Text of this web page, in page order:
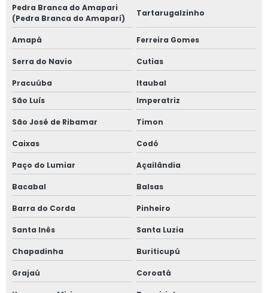
Pedra Branca do Amapari
(Pedra Branca do Amaparí)
Tartarugalzinho
Amapá Ferreira Gomes
Serra do Navio Cutias
Pracuúba
Itaubal
São Luís
Imperatriz
São José de Ribamar Timon
Caixas Codó
Paço do Lumiar Açailândia
Bacabal Balsas
Barra do Corda Pinheiro
Santa Inês Santa Luzia
Chapadinha Buriticupú
Grajaú Coroatá